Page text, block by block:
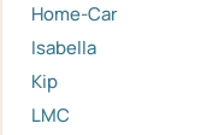
Home-Car
Isabella
Kip
LMC